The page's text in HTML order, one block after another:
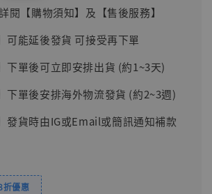
閱【購物須知】及【售後服務】
可能延後發貨 可接受再下單
下單後可立即安排出貨 (約1~3天)
下單後安排海外物流發貨 (約2~3週)
發貨時由IG或Email或簡訊通知補款
折優惠